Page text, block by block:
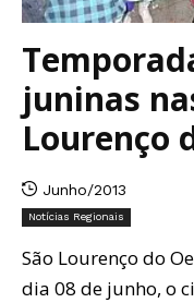
juninas
Lourenço
Junho/2013
Notícias Regionais
São Lourenço do
dia 08 de junho, o